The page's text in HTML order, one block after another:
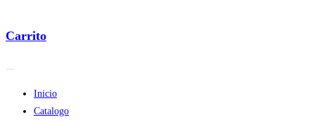
Carrito
Inicio
Catalogo